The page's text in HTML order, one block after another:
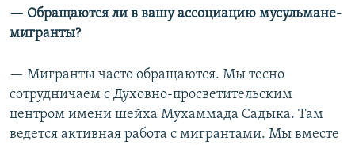
— Обращаются ли в вашу ассоциацию мусульмане-
мигранты?
— Мигранты часто обращаются. Мы тесно
сотрудничаем с Духовно-просветительским
центром имени шейха Мухаммада Садыка. Там
ведется активная работа с мигрантами. Мы вместе